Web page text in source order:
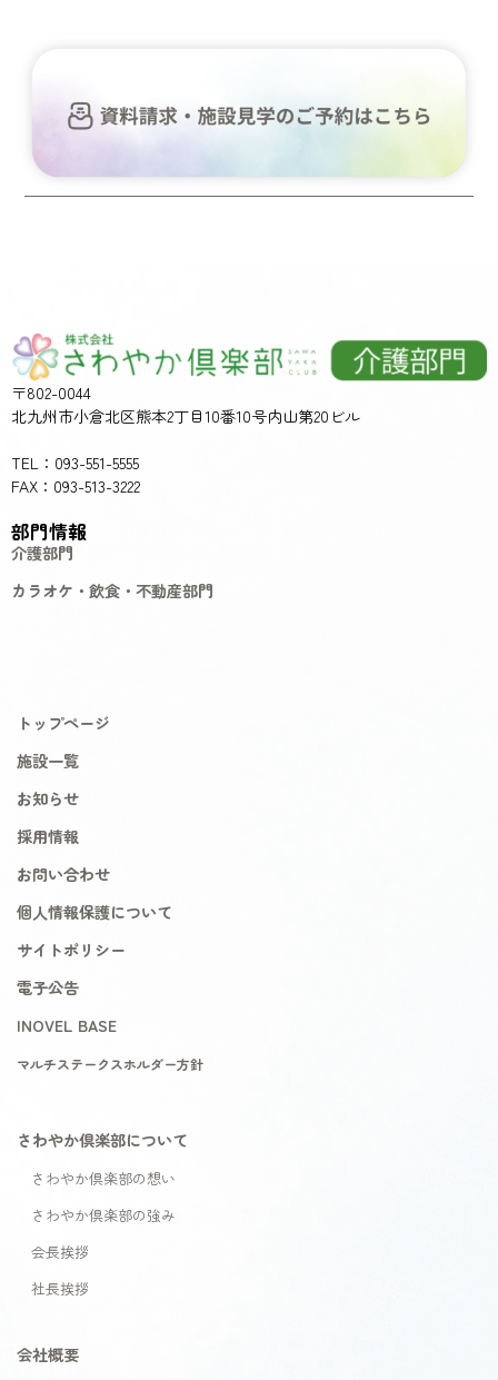
〒802-0044
北九州市小倉北区熊本2丁目10番10号内山第20ビル
TEL：093-551-5555
FAX：093-513-3222
部門情報
介護部門
カラオケ・飲食・不動産部門
トップページ
施設一覧
お知らせ
採用情報
お問い合わせ
個人情報保護について
サイトポリシー
電子公告
INOVEL BASE
マルチステークスホルダー方針
さわやか倶楽部について
さわやか倶楽部の想い
さわやか倶楽部の強み
会長挨拶
社長挨拶
会社概要